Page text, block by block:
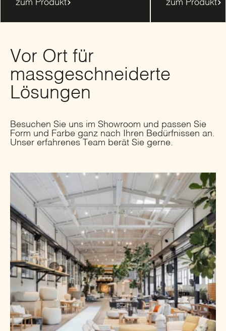
zum Produkt zum Produkt
Vor Ort für
massgeschneiderte
Lösungen
Besuchen Sie uns im Showroom und passen Sie
Form und Farbe ganz nach Ihren Bedürfnissen an.
Unser erfahrenes Team berät Sie gerne.